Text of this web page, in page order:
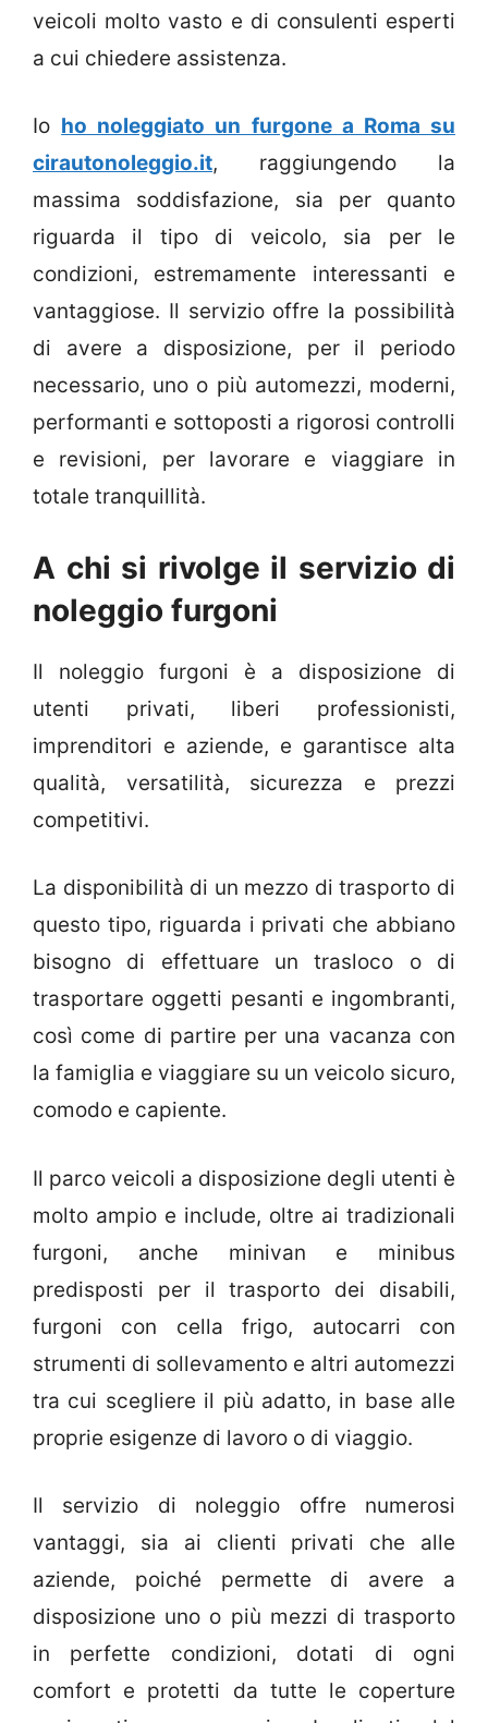
veicoli molto vasto e di consulenti esperti
a cui chiedere assistenza.
Io ho noleggiato un furgone a Roma su
cirautonoleggio.it, raggiungendo la
massima soddisfazione, sia per quanto
riguarda il tipo di veicolo, sia per le
condizioni, estremamente interessanti e
vantaggiose. Il servizio offre la possibilità
di avere a disposizione, per il periodo
necessario, uno o più automezzi, moderni,
performanti e sottoposti a rigorosi controlli
e revisioni, per lavorare e viaggiare in
totale tranquillità.
A chi si rivolge il servizio di
noleggio furgoni
Il noleggio furgoni è a disposizione di
utenti privati, liberi professionisti,
imprenditori e aziende, e garantisce alta
qualità, versatilità, sicurezza e prezzi
competitivi.
La disponibilità di un mezzo di trasporto di
questo tipo, riguarda i privati che abbiano
bisogno di effettuare un trasloco o di
trasportare oggetti pesanti e ingombranti,
così come di partire per una vacanza con
la famiglia e viaggiare su un veicolo sicuro,
comodo e capiente.
Il parco veicoli a disposizione degli utenti è
molto ampio e include, oltre ai tradizionali
furgoni, anche minivan e minibus
predisposti per il trasporto dei disabili,
furgoni con cella frigo, autocarri con
strumenti di sollevamento e altri automezzi
tra cui scegliere il più adatto, in base alle
proprie esigenze di lavoro o di viaggio.
Il servizio di noleggio offre numerosi
vantaggi, sia ai clienti privati che alle
aziende, poiché permette di avere a
disposizione uno o più mezzi di trasporto
in perfette condizioni, dotati di ogni
comfort e protetti da tutte le coperture